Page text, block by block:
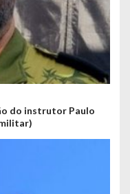
do instrutor Paulo